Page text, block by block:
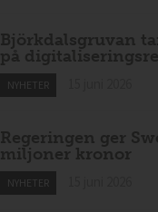
Björkdalsgruvan
på
NYHETER
Regeringen ger
miljoner kronor
NYHETER